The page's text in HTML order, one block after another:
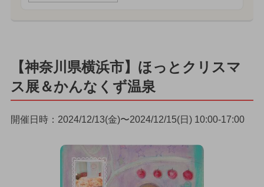
【神奈川県横浜市】ほっとクリスマ
ス展＆かんなくず温泉
開催日時：2024/12/13(金)〜2024/12/15(日) 10:00-17:00